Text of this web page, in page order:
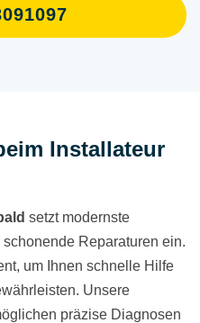
Installateur
setzt modernste
Reparaturen ein.
um Ihnen schnelle Hilfe
Unsere
präzise Diagnosen